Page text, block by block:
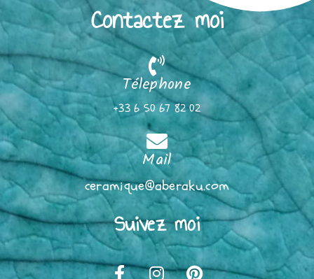
Contactez moi
Télephone
+33 6 50 67 82 02
Mail
ceramique@aberaku.com
Suivez moi